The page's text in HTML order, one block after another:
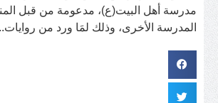
مدرسة أهل البيت(ع)، مدعومة من قبل
المدرسة الأخرى، وذلك لمَا ورد من